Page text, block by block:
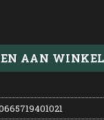
aantal
AAN